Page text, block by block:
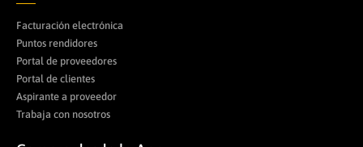
Facturación electrónica
Puntos rendidores
Portal de proveedores
Portal de clientes
Aspirante a proveedor
Trabaja con nosotros